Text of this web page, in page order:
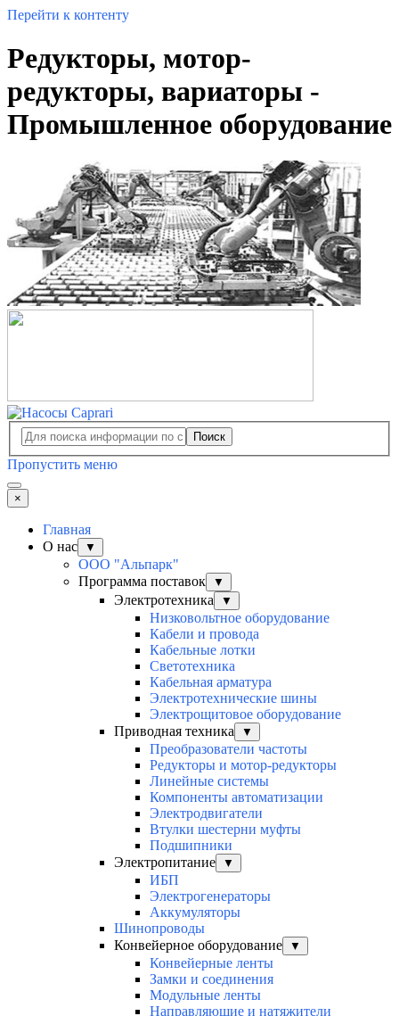
Перейти к контенту
Редукторы, мотор-
редукторы, вариаторы -
Промышленное оборудование
Поиск
Пропустить меню
×
Главная
О нас
▼
ООО "Альпарк"
Программа поставок
▼
Электротехника ▼
Низковольтное оборудование
Кабели и провода
Кабельные лотки
Светотехника
Кабельная арматура
Электротехнические шины
Электрощитовое оборудование
Приводная техника
▼
Преобразователи частоты
Редукторы и мотор-редукторы
Линейные системы
Компоненты автоматизации
Электродвигатели
Втулки шестерни муфты
Подшипники
Электропитание
▼
ИБП
Электрогенераторы
Аккумуляторы
Шинопроводы
Конвейерное оборудование
▼
Конвейерные ленты
Замки и соединения
Модульные ленты
Направляющие и натяжители